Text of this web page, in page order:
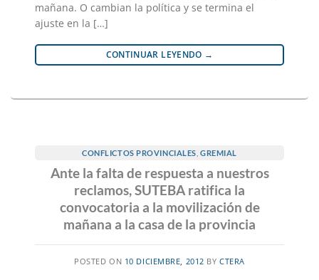
mañana. O cambian la política y se termina el
ajuste en la […]
CONTINUAR LEYENDO →
CONFLICTOS PROVINCIALES ,GREMIAL
Ante la falta de respuesta a nuestros
reclamos, SUTEBA ratifica la
convocatoria a la movilización de
mañana a la casa de la provincia
POSTED ON 10 DICIEMBRE, 2012 BYCTERA